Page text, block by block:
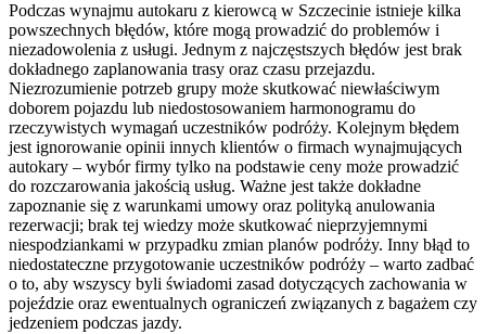
Podczas wynajmu autokaru z kierowcą w Szczecinie istnieje kilka
powszechnych błędów, które mogą prowadzić do problemów i
niezadowolenia z usługi. Jednym z najczęstszych błędów jest brak
dokładnego zaplanowania trasy oraz czasu przejazdu.
Niezrozumienie potrzeb grupy może skutkować niewłaściwym
doborem pojazdu lub niedostosowaniem harmonogramu do
rzeczywistych wymagań uczestników podróży. Kolejnym błędem
jest ignorowanie opinii innych klientów o firmach wynajmujących
autokary – wybór firmy tylko na podstawie ceny może prowadzić
do rozczarowania jakością usług. Ważne jest także dokładne
zapoznanie się z warunkami umowy oraz polityką anulowania
rezerwacji; brak tej wiedzy może skutkować nieprzyjemnymi
niespodziankami w przypadku zmian planów podróży. Inny błąd to
niedostateczne przygotowanie uczestników podróży – warto zadbać
o to, aby wszyscy byli świadomi zasad dotyczących zachowania w
pojeździe oraz ewentualnych ograniczeń związanych z bagażem czy
jedzeniem podczas jazdy.